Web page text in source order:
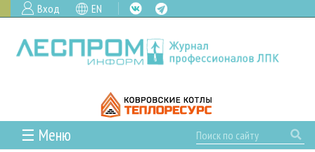
Вход EN
☰ Меню